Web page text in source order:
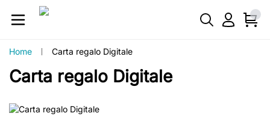
Home Carta regalo Digitale
Carta regalo Digitale